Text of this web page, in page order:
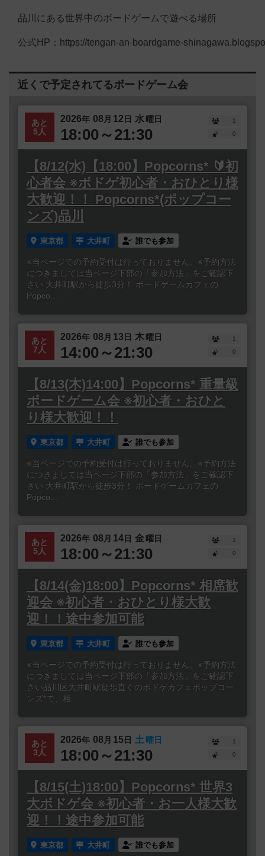
品川にある世界中のボードゲームで遊べる場所
公式HP：https://tengan-an-boardgame-
近くで予定されてるボードゲーム会
あと
5人
2026年 08 月 12日 水曜日
18:00～21:30
1
0
【8/12(水)【18:00】Popcorns* 🔰初
心者会 ※ボドゲ初心者・おひとり様
大歓迎！！ Popcorns*(ポップコー
ンズ)品川
東京都 大井町 誰でも参加
※当ページでの予約受付は行っておりません。※予約方法
につきましては当ページ下部の「参加方法」をご確認下
さい 大井町駅から徒歩3分！ ボードゲームカフェの
Popco...
あと
7人
2026年 08 月 13日 木曜日
14:00～21:30
1
0
【8/13(木)14:00】Popcorns* 重量級
ボードゲーム会 ※初心者・おひと
り様大歓迎！！
東京都 大井町 誰でも参加
※当ページでの予約受付は行っておりません。※予約方法
につきましては当ページ下部の「参加方法」をご確認下
さい 大井町駅から徒歩3分！ ボードゲームカフェの
Popco...
あと
5人
2026年 08 月 14日 金曜日
18:00～21:30
1
0
【8/14(金)18:00】Popcorns* 相席歓
迎会 ※初心者・おひとり様大歓
迎！！途中参加可能
東京都 大井町 誰でも参加
※当ページでの予約受付は行っておりません。※予約方法
につきましては当ページ下部の「参加方法」をご確認下
さい品川区大井町駅徒歩直ぐのボドゲカフェポップコー
ンズ*で、相...
あと
3人
2026年 08 月 15日 土曜日
18:00～21:30
1
0
【8/15(土)18:00】Popcorns* 世界3
大ボドゲ会 ※初心者・お一人様大歓
迎！！途中参加可能
東京都 大井町 誰でも参加